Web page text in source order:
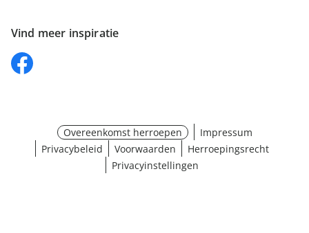
Vind meer inspiratie
Overeenkomst herroepen
Impressum
Privacybeleid
Voorwaarden
Herroepingsrecht
Privacyinstellingen